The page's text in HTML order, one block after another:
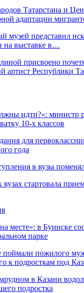
Татарстана и
адаптации
музей представил
на выставке в…
присвоено
артист Республики
идти?»: министр
10-х классов
для
года
в вузы
стартовала
месте»: в Буинске
парке
поймали пожилого
к подросткам под
в Казани
подростка